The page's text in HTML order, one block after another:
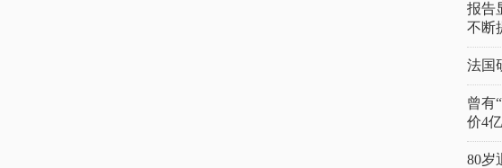
报告
不断
法国
曾有
价4亿
80岁